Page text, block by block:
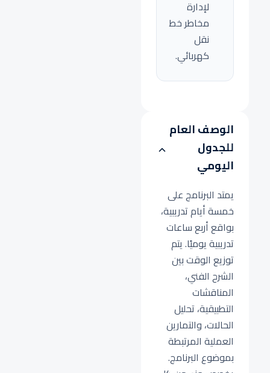
لإدارة
مخاطر خط
نقل
كهربائي.
الوصف العام
للجدول
اليومي
يمتد البرنامج على
خمسة أيام تدريبية،
بواقع أربع ساعات
تدريبية يوميًا. يتم
توزيع الوقت بين
الشرح الفني،
المناقشات
التطبيقية، تحليل
الحالات، والتمارين
العملية المرتبطة
بموضوع البرنامج.